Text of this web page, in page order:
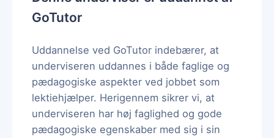
GoTutor
Uddannelse ved GoTutor indebærer, at
underviseren uddannes i både faglige og
pædagogiske aspekter ved jobbet som
lektiehjælper. Herigennem sikrer vi, at
underviseren har høj faglighed og gode
pædagogiske egenskaber med sig i sin